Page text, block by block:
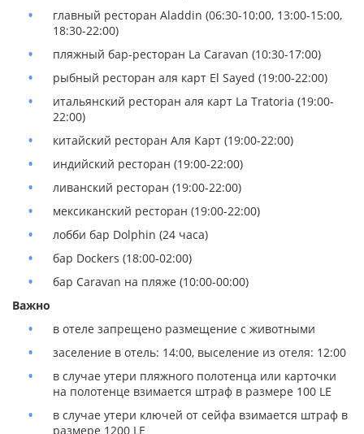
главный ресторан Aladdin (06:30-10:00, 13:00-15:00,
18:30-22:00)
пляжный бар-ресторан La Caravan (10:30-17:00)
рыбный ресторан аля карт El Sаyed (19:00-22:00)
итальянский ресторан аля карт La Tratoria (19:00-
22:00)
китайский ресторан Аля Карт (19:00-22:00)
индийский ресторан (19:00-22:00)
ливанский ресторан (19:00-22:00)
мексиканский ресторан (19:00-22:00)
лобби бар Dolphin (24 часа)
бар Dockers (18:00-02:00)
бар Caravan на пляже (10:00-00:00)
Важно
в отеле запрещено размещение с животными
заселение в отель: 14:00, выселение из отеля: 12:00
в случае утери пляжного полотенца или карточки
на полотенце взимается штраф в размере 100 LE
в случае утери ключей от сейфа взимается штраф в
размере 1200 LE